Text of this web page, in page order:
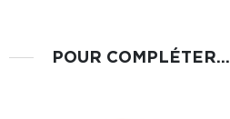
POUR COMPLÉTER...